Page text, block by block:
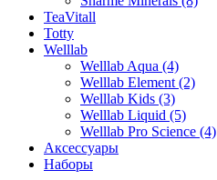
TeaVitall
Totty
Welllab
Welllab Aqua (4)
Welllab Element (2)
Welllab Kids (3)
Welllab Liquid (5)
Welllab Pro Science (4)
Аксессуары
Наборы